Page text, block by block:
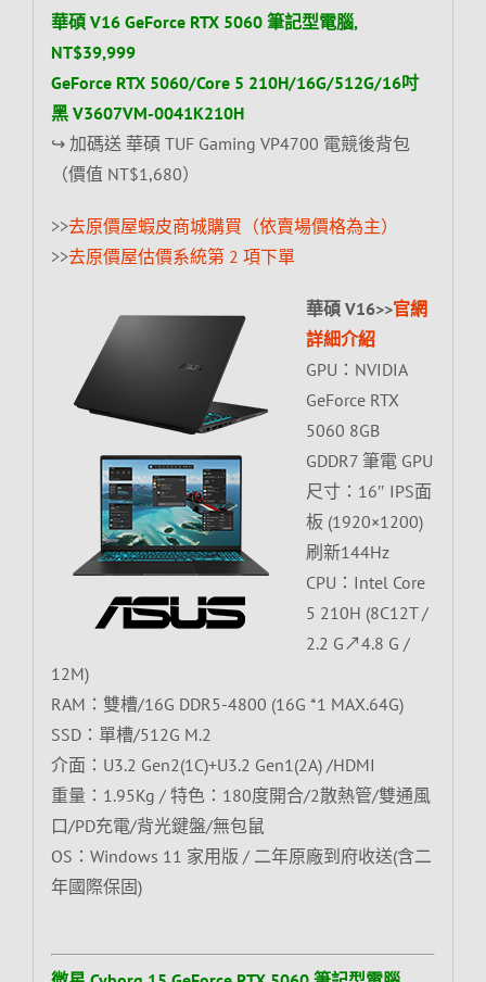
華碩 V16 GeForce RTX 5060 筆記型電腦,
NT$39,999
GeForce RTX 5060/Core 5 210H/16G/512G/16吋
黑 V3607VM-0041K210H
↪ 加碼送 華碩 TUF Gaming VP4700 電競後背包
（價值 NT$1,680）
>>去原價屋蝦皮商城購買（依賣場價格為主）
>>去原價屋估價系統第 2 項下單
華碩 V16>>官網
詳細介紹
GPU：NVIDIA
GeForce RTX
5060 8GB
GDDR7 筆電 GPU
尺寸：16″ IPS面
板 (1920×1200)
刷新144Hz
CPU：Intel Core
5 210H (8C12T /
2.2 G↗4.8 G /
12M)
RAM：雙槽/16G DDR5-4800 (16G *1 MAX.64G)
SSD：單槽/512G M.2
介面：U3.2 Gen2(1C)+U3.2 Gen1(2A) /HDMI
重量：1.95Kg / 特色：180度開合/2散熱管/雙通風
口/PD充電/背光鍵盤/無包鼠
OS：Windows 11 家用版 / 二年原廠到府收送(含二
年國際保固)